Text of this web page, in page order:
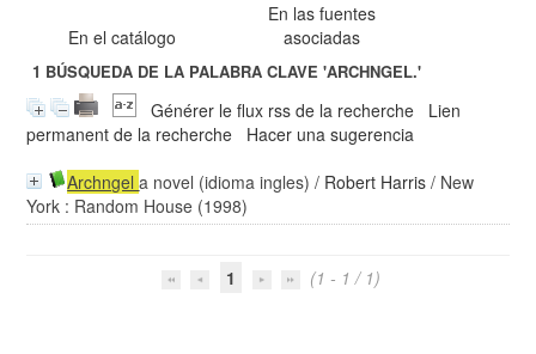
En el catálogo
En las fuentes
asociadas
1 BÚSQUEDA DE LA PALABRA CLAVE'ARCHNGEL.'
Générer le flux rss de la recherche
Lien
permanent de la recherche
Hacer una sugerencia
Archngela novel (idioma ingles) / Robert Harris / New
York : Random House (1998)
1 (1 - 1 / 1)